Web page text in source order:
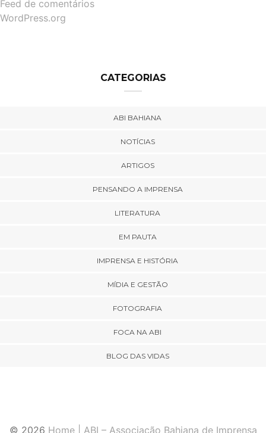
Feed de comentários
WordPress.org
CATEGORIAS
ABI BAHIANA
NOTÍCIAS
ARTIGOS
PENSANDO A IMPRENSA
LITERATURA
EM PAUTA
IMPRENSA E HISTÓRIA
MÍDIA E GESTÃO
FOTOGRAFIA
FOCA NA ABI
BLOG DAS VIDAS
© 2026 Home | ABI – Associação Bahiana de Imprensa